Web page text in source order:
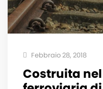
Febbraio 28, 2018
Costruita nel